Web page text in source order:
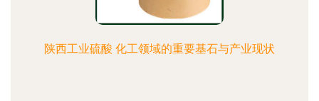
陕西工业硫酸 化工领域的重要基石与产业现状